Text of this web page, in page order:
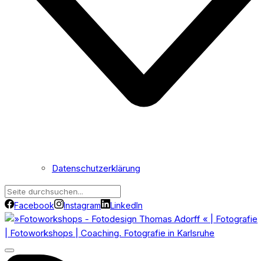
Datenschutzerklärung
Facebook Instagram LinkedIn